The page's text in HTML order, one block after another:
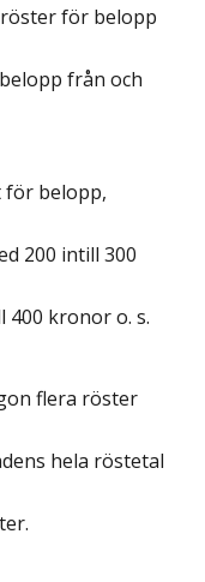
för belopp
från och
för belopp,
200 intill 300
kronor o. s.
flera röster
hela röstetal